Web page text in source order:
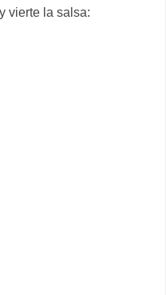
vierte la salsa: